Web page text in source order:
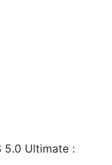
5.0 Ultimate :